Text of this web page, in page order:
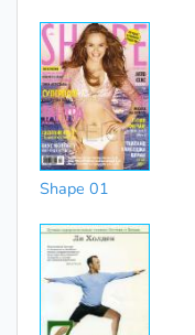
Shape 01